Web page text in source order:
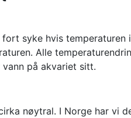
syke hvis
Alle
på akvariet sitt.
nøytral. I Norge har vi